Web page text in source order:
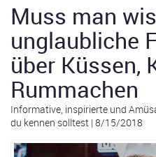
Muss man
unglaubliche
über Küssen,
Rummachen
Informative, inspirierte und
du kennen solltest | 8/15/2018